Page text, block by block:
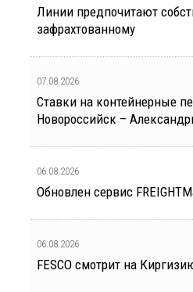
Линии предпочитают
зафрахтованному
07.08.2026
Ставки на контейнерные
Новороссийск –
06.08.2026
Обновлен сервис
06.08.2026
FESCO смотрит на